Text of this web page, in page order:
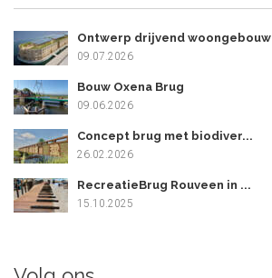
Ontwerp drijvend woongebouw
09.07.2026
Bouw Oxena Brug
09.06.2026
Concept brug met biodiver...
26.02.2026
RecreatieBrug Rouveen in ...
15.10.2025